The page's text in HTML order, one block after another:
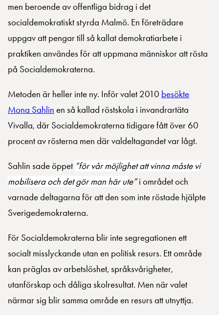
men beroende av offentliga bidrag i det
socialdemokratiskt styrda Malmö. En företrädare
uppgav att pengar till så kallat demokratiarbete i
praktiken användes för att uppmana människor att rösta
på Socialdemokraterna.
Metoden är heller inte ny. Inför valet 2010 besökte
Mona Sahlin en så kallad röstskola i invandrartäta
Vivalla, där Socialdemokraterna tidigare fått över 60
procent av rösterna men där valdeltagandet var lågt.
Sahlin sade öppet ”för vår möjlighet att vinna måste vi
mobilisera och det gör man här ute”i området och
varnade deltagarna för att den som inte röstade hjälpte
Sverigedemokraterna.
För Socialdemokraterna blir inte segregationen ett
socialt misslyckande utan en politisk resurs. Ett område
kan präglas av arbetslöshet, språksvårigheter,
utanförskap och dåliga skolresultat. Men när valet
närmar sig blir samma område en resurs att utnyttja.